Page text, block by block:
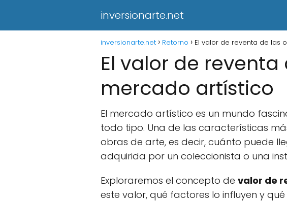
inversionarte.net
inversionarte.net Retorno El valor de reventa de las
El valor de
mercado artístico
El mercado artístico es un mundo
todo tipo. Una de las características
obras de arte, es decir, cuánto puede
adquirida por un coleccionista o una
Exploraremos el concepto de valor de
este valor, qué factores lo influyen y